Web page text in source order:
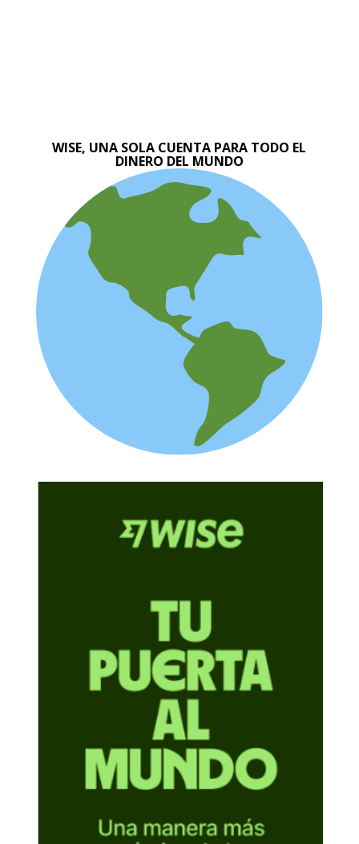
WISE, UNA SOLA CUENTA PARA TODO EL
DINERO DEL MUNDO